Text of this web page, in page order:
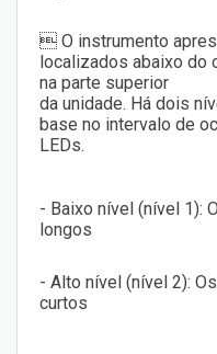
 O instrumento
localizados abaixo do
na parte superior
da unidade. Há dois
base no intervalo de
LEDs.
- Baixo nível (nível 1):
longos
- Alto nível (nível 2):
curtos